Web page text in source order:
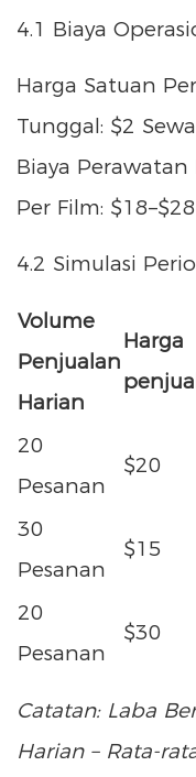
4.1 Biaya
Harga Satuan
Tunggal: $2
Biaya
Per Film: $18–$28
4.2 Simulasi
Volume
Penjualan
Harian
Harga
20
Pesanan
$20
30
Pesanan
$15
20
Pesanan
$30
Catatan: Laba
Harian – Rata-